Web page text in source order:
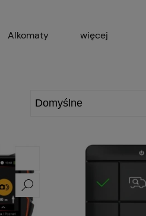
Alkomaty więcej